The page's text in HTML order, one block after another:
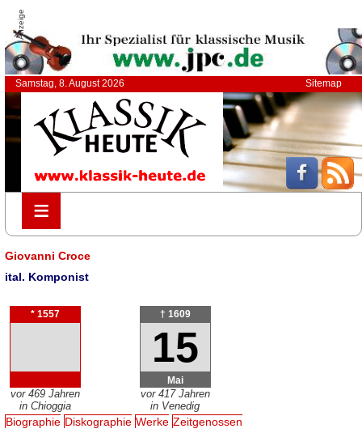
Anzeige
Samstag, 8. August 2026 Sitemap
≡
≡
Giovanni Croce
ital. Komponist
* 1557
vor 469 Jahren
in Chioggia
† 1609
15
Mai
vor 417 Jahren
in Venedig
Biographie Diskographie Werke Zeitgenossen